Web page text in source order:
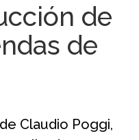
de
de
Claudio Poggi,